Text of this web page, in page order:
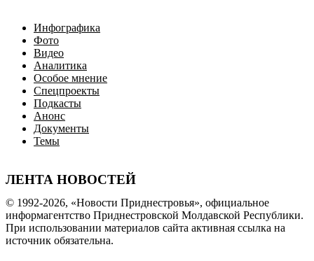
Инфографика
Фото
Видео
Аналитика
Особое мнение
Спецпроекты
Подкасты
Анонс
Документы
Темы
ЛЕНТА НОВОСТЕЙ
© 1992-2026, «Новости Приднестровья», официальное
информагентство Приднестровской Молдавской Республики.
При использовании материалов сайта активная ссылка на
источник обязательна.